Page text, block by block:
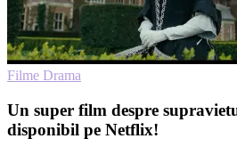
Filme Drama
Un super film despre
disponibil pe Netflix!